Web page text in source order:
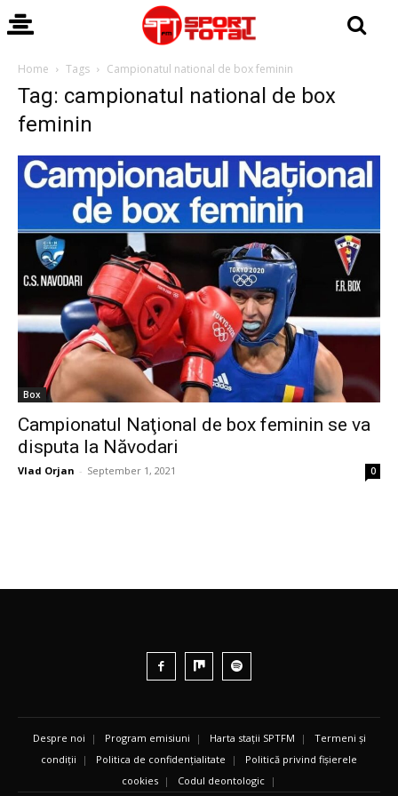
Home Tags Campionatul national de box feminin
Tag: campionatul national de box
feminin
Box
Campionatul Naţional de box feminin se va
disputa la Năvodari
Vlad Orjan - September 1, 2021 0
Despre noi | Program emisiuni | Harta stații SPTFM | Termeni și
condiții | Politica de confidențialitate | Politică privind fișierele
cookies | Codul deontologic |